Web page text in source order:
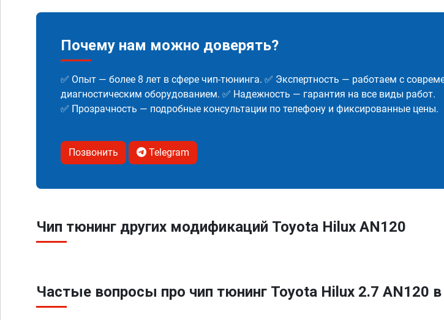
Почему нам можно доверять?
✅ Опыт — более 8 лет в сфере чип-тюнинга. ✅ Экспертность — работаем с
диагностическим оборудованием. ✅ Надежность — гарантия на все виды работ.
✅ Прозрачность — подробные консультации по телефону и фиксированные цены.
Позвонить Telegram
Чип тюнинг других модификаций Toyota Hilux AN120
Частые вопросы про чип тюнинг Toyota Hilux 2.7 AN120